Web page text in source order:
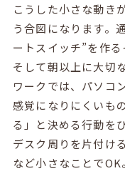
こうした小さな動き
う合図になります。
ートスイッチ”を作る
そして朝以上に大切
ワークでは、パソコ
感覚になりにくいも
る」と決める行動を
デスク周りを片付け
など小さなことでOK。